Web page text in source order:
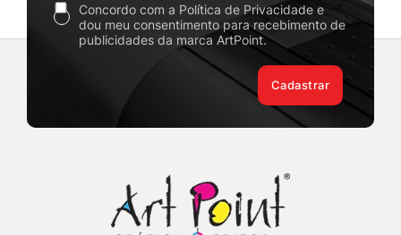
Concordo com a Política de Privacidade e
dou meu consentimento para recebimento de
publicidades da marca ArtPoint.
Cadastrar